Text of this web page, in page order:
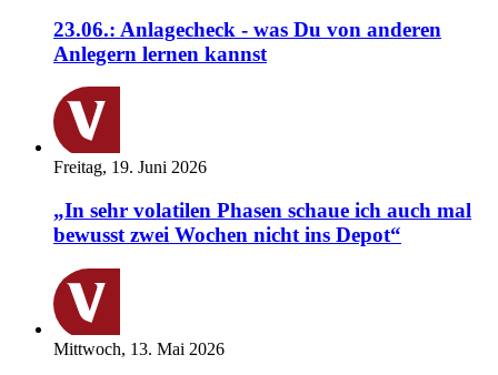
23.06.: Anlagecheck - was Du von anderen
Anlegern lernen kannst
Freitag, 19. Juni 2026
„In sehr volatilen Phasen schaue ich auch mal
bewusst zwei Wochen nicht ins Depot“
Mittwoch, 13. Mai 2026